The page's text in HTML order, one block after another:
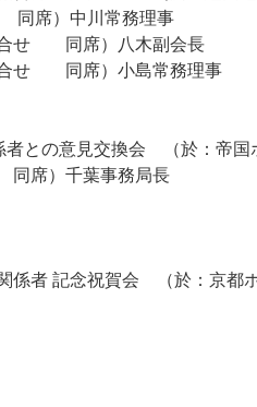
同席）中川常務理事
合せ 同席）八木副会長
合せ 同席）小島常務理事
との意見交換会 （於：帝国
同席）千葉事務局長
係者 記念祝賀会 （於：京都